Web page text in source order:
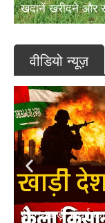
खदानें खरीदने और
वीडियो न्यूज़
ईरान-खाड़ी संघर्ष